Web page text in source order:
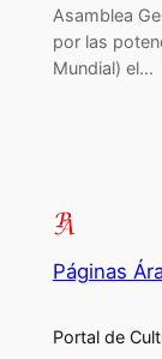
Asamblea
por las
Mundial) el…
Páginas
Portal de